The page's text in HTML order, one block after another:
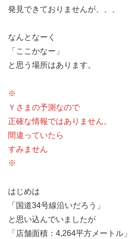
発見できておりませんが、、、
なんとなーく
「ここかなー」
と思う場所はあります。
※
Ｙさまの予測なので
正確な情報ではありません。
間違っていたら
すみません
※
はじめは
「国道34号線沿いだろう」
と思い込んでいましたが
「店舗面積：4,264平方メートル」